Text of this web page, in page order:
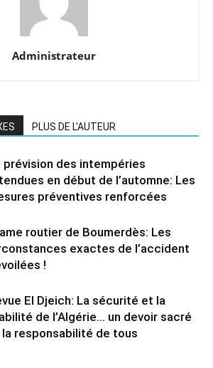
Administrateur
PLUS DE L'AUTEUR
prévision des intempéries
en début de l’automne: Les
préventives renforcées
routier de Boumerdès: Les
exactes de l’accident
!
El Djeich: La sécurité et la
de l’Algérie… un devoir sacré
responsabilité de tous